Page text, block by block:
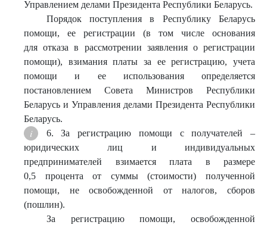
Управлением делами Президента Республики Беларусь.
Порядок поступления в Республику Беларусь
помощи, ее регистрации (в том числе основания
для отказа в рассмотрении заявления о регистрации
помощи), взимания платы за ее регистрацию, учета
помощи и ее использования определяется
постановлением Совета Министров Республики
Беларусь и Управления делами Президента Республики
Беларусь.
6. За регистрацию помощи с получателей –
юридических лиц и индивидуальных
предпринимателей взимается плата в размере
0,5 процента от суммы (стоимости) полученной
помощи, не освобожденной от налогов, сборов
(пошлин).
За регистрацию помощи, освобожденной